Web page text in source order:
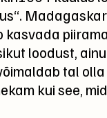
kasvada
loodust,
tal
kui see,